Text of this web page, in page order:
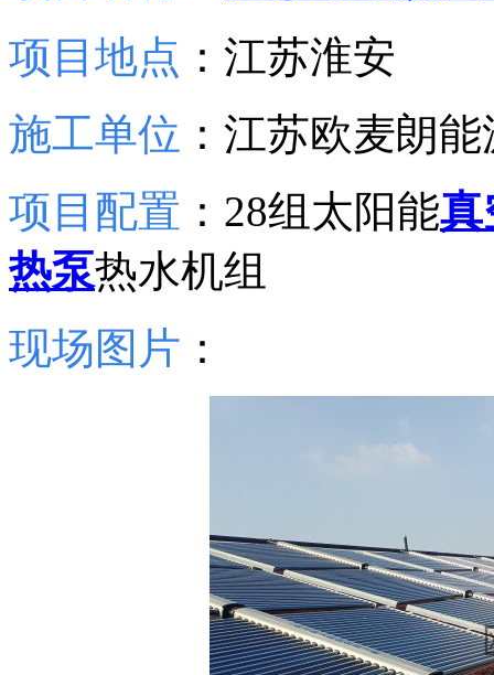
项目地点 ：江苏淮安
施工单位 ：江苏欧麦朗
项目配置 ：28组太阳能真
热泵热水机组
现场图片 ：